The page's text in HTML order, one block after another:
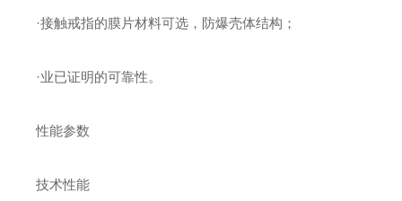
·接触戒指的膜片材料可选，防爆壳体结构；
·业已证明的可靠性。
性能参数
技术性能